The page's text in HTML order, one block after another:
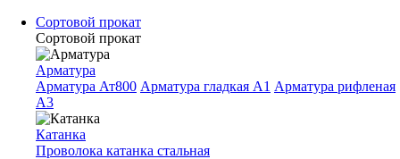
Сортовой прокат
Сортовой прокат
Арматура
Арматура Ат800 Арматура гладкая A1 Арматура рифленая
A3
Катанка
Проволока катанка стальная